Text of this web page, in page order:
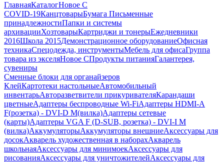
ГлавнаяКаталогНовое С
COVID-19КанцтоварыБумага Письменные
принадлежностиПапки и системы
архивацииХозтоварыКартриджи и тонерыЕжедневники
2016Школа 2015Демонстрационное оборудованиеОфисная
техникаСпецодежда, инструментыМебель для офисаГруппа
товара из экселяНовое СПродукты питанияГалантерея,
сувениры
Сменные блоки для органайзеров
КлейКартотеки настольныеАвтомобильный
инвентарьАвторазветвители прикуривателяКарандаши
цветныеАдаптеры беспроводные Wi-FiАдаптеры HDMI-A
F(розетка) - DVI-D M(вилка)Адаптеры сетевые
(карты)Адаптеры VGA F (D-SUB, розетка) - DVI-I M
(вилка)АккумуляторыАккумуляторы внешниеАксессуары для
досокАкварель художественная в наборахАкварель
школьнаяАксессуары для минимоекАксессуары для
рисованияАксессуары для уничтожителейАксессуары для